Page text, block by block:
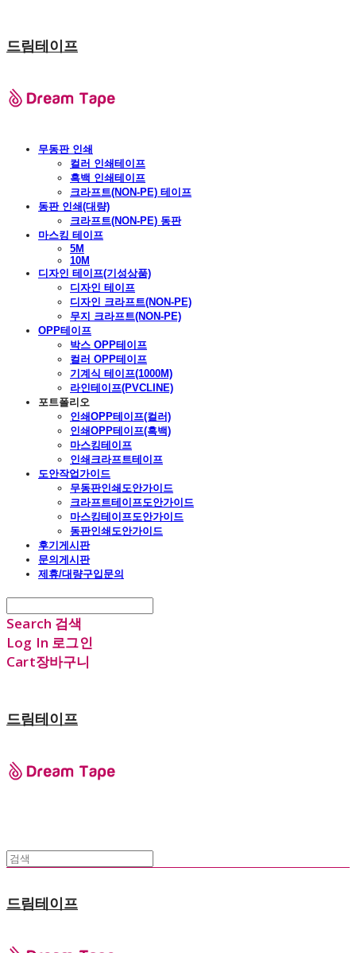
드림테이프
무동판 인쇄
컬러 인쇄테이프
흑백 인쇄테이프
크라프트(NON-PE) 테이프
동판 인쇄(대량)
크라프트(NON-PE) 동판
마스킹 테이프
5M
10M
디자인 테이프(기성상품)
디자인 테이프
디자인 크라프트(NON-PE)
무지 크라프트(NON-PE)
OPP테이프
박스 OPP테이프
컬러 OPP테이프
기계식 테이프(1000M)
라인테이프(PVCLINE)
포트폴리오
인쇄OPP테이프(컬러)
인쇄OPP테이프(흑백)
마스킹테이프
인쇄크라프트테이프
도안작업가이드
무동판인쇄도안가이드
크라프트테이프도안가이드
마스킹테이프도안가이드
동판인쇄도안가이드
후기게시판
문의게시판
제휴/대량구입문의
Search 검색
Log In 로그인
Cart장바구니
드림테이프
드림테이프